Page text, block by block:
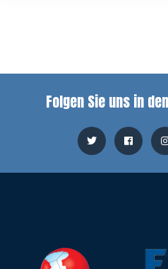
Folgen Sie uns in